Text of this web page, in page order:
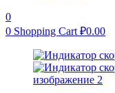
0
0 Shopping Cart ₽0.00